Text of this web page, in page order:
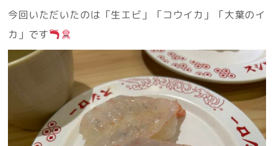
今回いただいたのは「生エビ」「コウイカ」「大葉のイ
カ」です